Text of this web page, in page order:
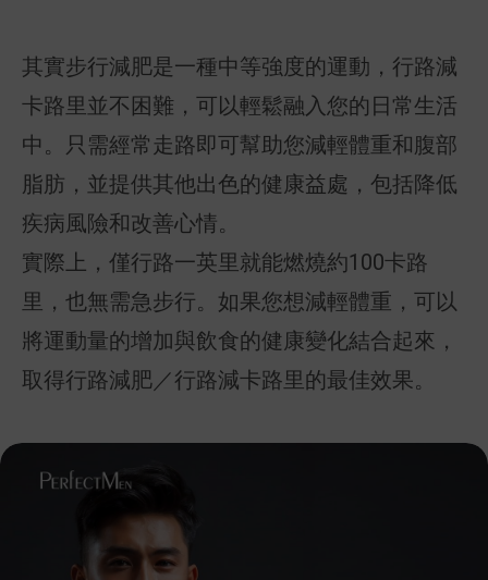
其實步行減肥是一種中等強度的運動，行路減
卡路里並不困難，可以輕鬆融入您的日常生活
中。只需經常走路即可幫助您減輕體重和腹部
脂肪，並提供其他出色的健康益處，包括降低
疾病風險和改善心情。
實際上，僅行路一英里就能燃燒約100卡路
里，也無需急步行。如果您想減輕體重，可以
將運動量的增加與飲食的健康變化結合起來，
取得行路減肥／行路減卡路里的最佳效果。